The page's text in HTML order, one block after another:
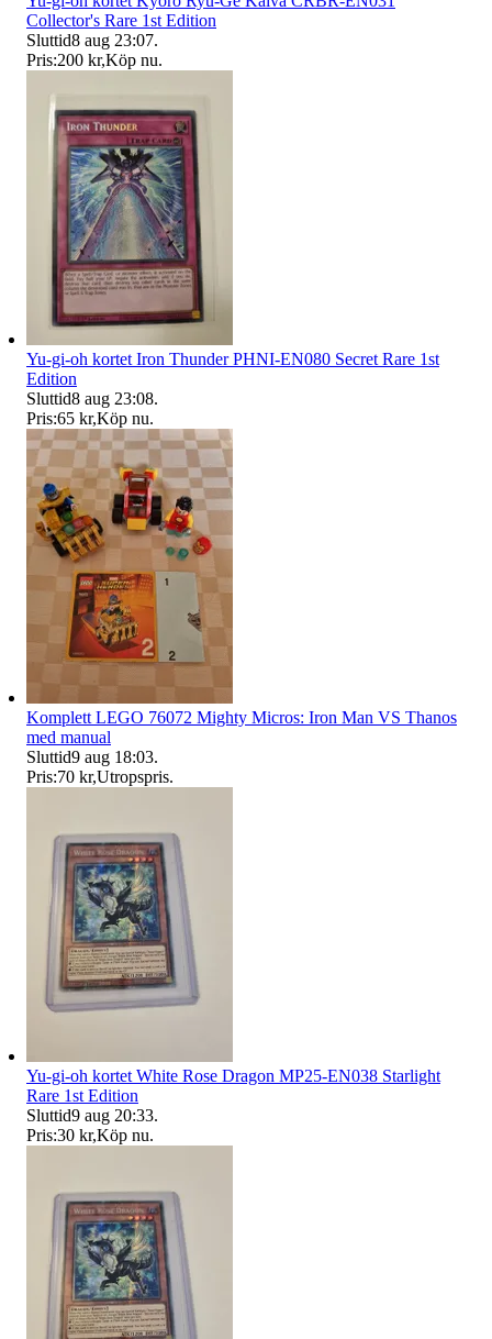
Collector's Rare 1st Edition
Sluttid8 aug 23:07.
Pris:200 kr,Köp nu.
Yu-gi-oh kortet Iron Thunder PHNI-EN080 Secret Rare 1st
Edition
Sluttid8 aug 23:08.
Pris:65 kr,Köp nu.
Komplett LEGO 76072 Mighty Micros: Iron Man VS Thanos
med manual
Sluttid9 aug 18:03.
Pris:70 kr,Utropspris.
Yu-gi-oh kortet White Rose Dragon MP25-EN038 Starlight
Rare 1st Edition
Sluttid9 aug 20:33.
Pris:30 kr,Köp nu.